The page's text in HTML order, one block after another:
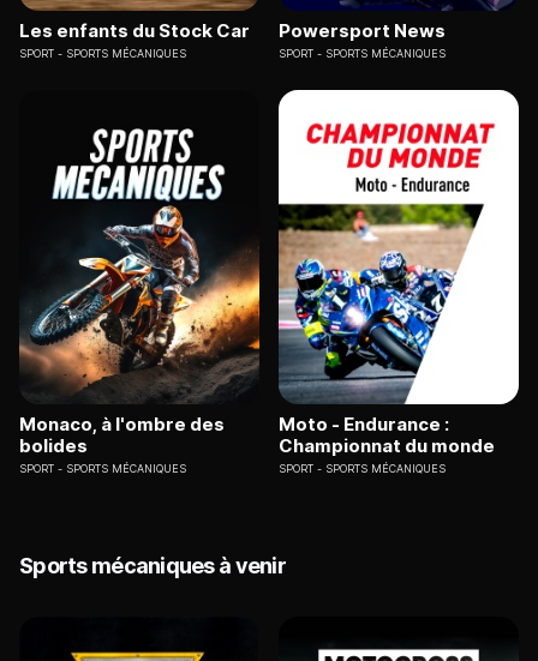
Les enfants du Stock Car
SPORT SPORTS MÉCANIQUES
Powersport News
SPORT SPORTS MÉCANIQUES
Monaco, à l'ombre des
bolides
SPORT SPORTS MÉCANIQUES
Moto - Endurance :
Championnat du monde
SPORT SPORTS MÉCANIQUES
Sports mécaniques à venir